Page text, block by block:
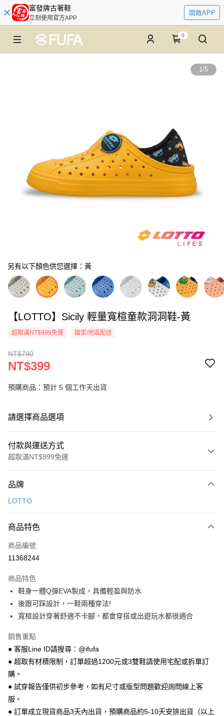
富發牌古著鞋
立刻使用官方APP
開啟APP
0
1/5
另有以下顏色供您選擇：黃
【LOTTO】Sicily 輕量寬楦童款洞洞鞋-黃
超取滿NT$999免運 國家/地區配送
NT$790
NT$399
預購商品：預計 5 個工作天出貨
請選擇商品選項
付款與運送方式
超取滿NT$999免運
信用卡一次付款
LINE Pay
Apple Pay
悠遊付
Google Pay
全盈+PAY
AFTEE先享後付
相關說明
【關於「AFTEE先享後付」】
AFTEE先享後付是「在收到商品之後才付款」的支付方式。 讓您購物簡單
１．簡單：不需註冊會員、不需綁卡、不需儲值。
２．便利：只要手機號碼，簡訊認證，即可結帳。
３．安心：先確認商品／服務後，再付款。
ATM付款
全家 取貨付款
品牌
LOTTO
商品特色
商品編號
11368244
商品特色
鞋身一體Q彈EVA製成，具備輕盈與防水
後跟可踩設計，一鞋兩種穿法!
寬楦設計穿著舒適不卡腳，都會穿搭或出遊玩水都很適合
銷售重點
● 客服Line ID請搜尋：@ifufa
● 超取有材積限制，訂單超過1200元或3雙鞋請使用宅配或拆單訂
購。
● 試穿報告僅供初步參考，如有尺寸或版型問題歡迎詢問線上客
服。
● 訂單成立現貨商品3天內出貨，預購商品約5-10天安排出貨（以上